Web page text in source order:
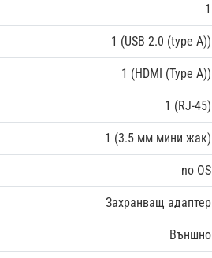
1
1 (USB 2.0 (type A))
1 (HDMI (Type A))
1 (RJ-45)
1 (3.5 мм мини жак)
no OS
Захранващ адаптер
Външно